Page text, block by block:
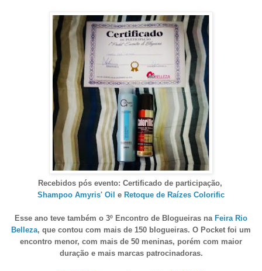
Recebidos pós evento: Certificado de participação,
Shampoo Amyris' Oil e Retoque de Raízes Colorific
Esse ano teve também o 3º Encontro de Blogueiras na Feira Rio
Belleza, que contou com mais de 150 blogueiras. O Pocket foi um
encontro menor, com mais de 50 meninas, porém com maior
duração e mais marcas patrocinadoras.